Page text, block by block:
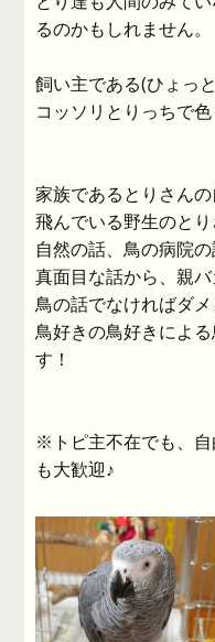
るのかもしれません。
飼い主である(ひょっ
コッソリとりっちで
家族であるとりさん
飛んでいる野生のとり
自然の話、鳥の病院の
真面目な話から、親バ
鳥の話でなければダメ
鳥好きの鳥好きによ
す！
※トピ主不在でも、
も大歓迎♪